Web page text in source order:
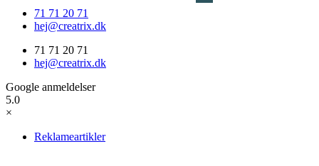
71 71 20 71
hej@creatrix.dk
71 71 20 71
hej@creatrix.dk
Google anmeldelser
5.0
×
Reklameartikler